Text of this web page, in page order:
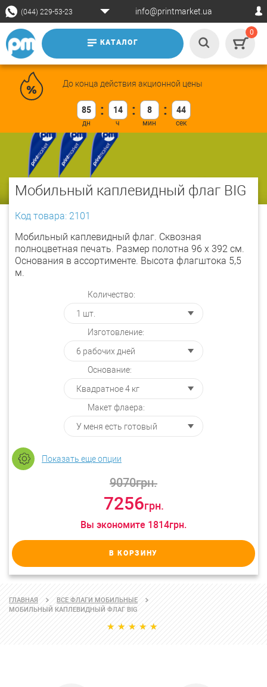
(044) 229-53-23 info@printmarket.ua
КАТАЛОГ
0
До конца действия акционной цены
85 14 8 43
Мобильный каплевидный флаг BIG
Код товара: 2101
Мобильный каплевидный флаг. Сквозная
полноцветная печать. Размер полотна 96 х 392 см.
Основания в ассортименте. Высота флагштока 5,5
м.
Количество:
Изготовление:
Основание:
Макет флаера:
Показать еще опции
9070грн.
7256грн.
Вы экономите 1814грн.
В КОРЗИНУ
ГЛАВНАЯ
ВСЕ ФЛАГИ МОБИЛЬНЫЕ
МОБИЛЬНЫЙ КАПЛЕВИДНЫЙ ФЛАГ BIG